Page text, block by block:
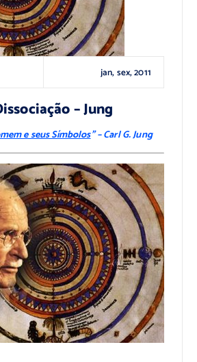
jan, sex, 2011
– Jung
e seus Símbolos” – Carl G. Jung